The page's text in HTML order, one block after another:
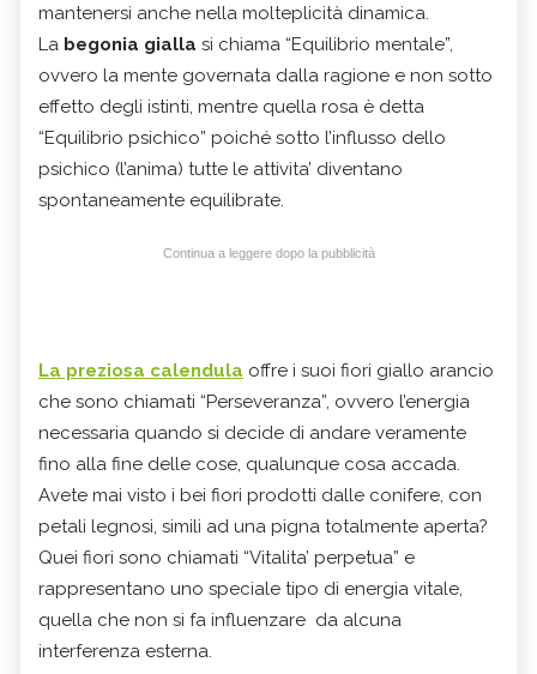
mantenersi anche nella molteplicità dinamica.
La begonia gialla si chiama “Equilibrio mentale”,
ovvero la mente governata dalla ragione e non sotto
effetto degli istinti, mentre quella rosa è detta
“Equilibrio psichico” poiché sotto l’influsso dello
psichico (l’anima) tutte le attivita’ diventano
spontaneamente equilibrate.
Continua a leggere dopo la pubblicità
La preziosa calendula offre i suoi fiori giallo arancio
che sono chiamati “Perseveranza”, ovvero l’energia
necessaria quando si decide di andare veramente
fino alla fine delle cose, qualunque cosa accada.
Avete mai visto i bei fiori prodotti dalle conifere, con
petali legnosi, simili ad una pigna totalmente aperta?
Quei fiori sono chiamati “Vitalita’ perpetua” e
rappresentano uno speciale tipo di energia vitale,
quella che non si fa influenzare da alcuna
interferenza esterna.